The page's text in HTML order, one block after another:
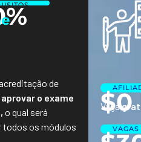
$0
Vaga
VAGAS
de
aprovar o exame
o qual será
todos os módulos